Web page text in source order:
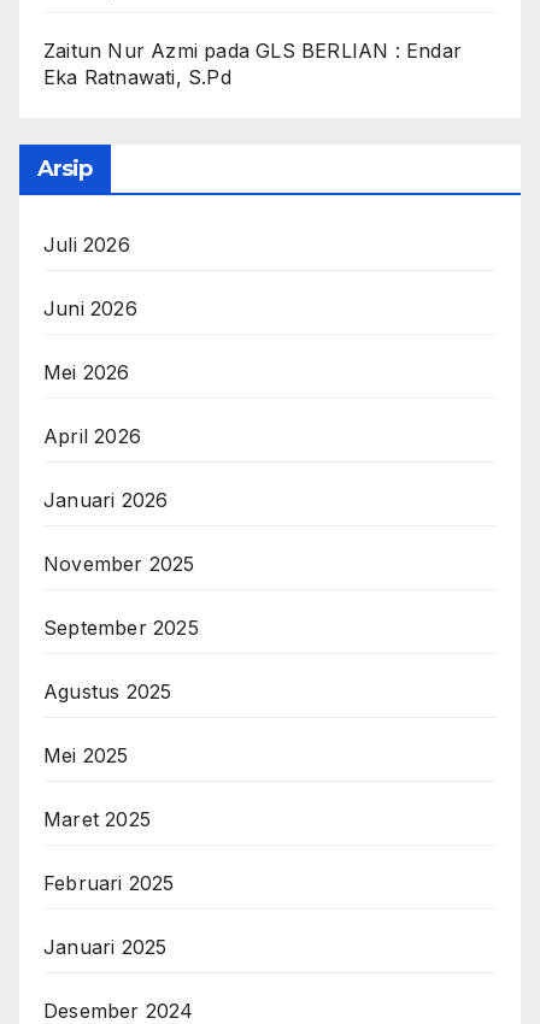
Zaitun Nur Azmi padaGLS BERLIAN : Endar
Eka Ratnawati, S.Pd
Arsip
Juli 2026
Juni 2026
Mei 2026
April 2026
Januari 2026
November 2025
September 2025
Agustus 2025
Mei 2025
Maret 2025
Februari 2025
Januari 2025
Desember 2024